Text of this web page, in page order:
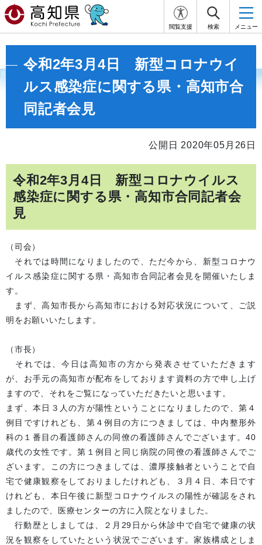
閲覧支援 検索 メニュー
令和2年3月4日 新型コロナウイ
ルス感染症に関する県・高知市合
同記者会見
公開日 2020年05月26日
令和2年3月4日 新型コロナウイルス
感染症に関する県・高知市合同記者会
見
（司会）
それでは時間になりましたので、ただ今から、新型コロナウ
イルス感染症に関する県・高知市合同記者会見を開催いたしま
す。
まず、高知市長から高知市における対応状況について、ご説
明をお願いいたします。
（市長）
それでは、今日は高知市の方から発表させていただきます
が、お手元の高知市が配布をしております資料の方で申し上げ
ますので、それをご覧になっていただきたいと思います。
まず、本日３人の方が陽性ということになりましたので、第４
例目ですけれども、第４例目の方につきましては、中内整形外
科の１番目の看護師さんの同僚の看護師さんでございます。40
歳代の女性です。第１例目と同じ病院の同僚の看護師さんでご
ざいます。この方につきましては、濃厚接触者ということで自
宅で健康観察をしておりましたけれども、３月４日、本日です
けれども、本日午後に新型コロナウイルスの陽性が確認をされ
ましたので、医療センターの方に入院となりました。
行動歴としましては、２月29日から休診中で自宅で健康の状
況を観察をしていたという状況でございます。家族構成としま